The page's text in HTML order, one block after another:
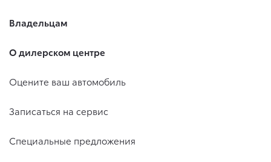
Владельцам
О дилерском центре
Оцените ваш автомобиль
Записаться на сервис
Специальные предложения